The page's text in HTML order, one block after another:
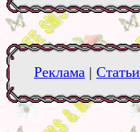
Реклама | Статьи